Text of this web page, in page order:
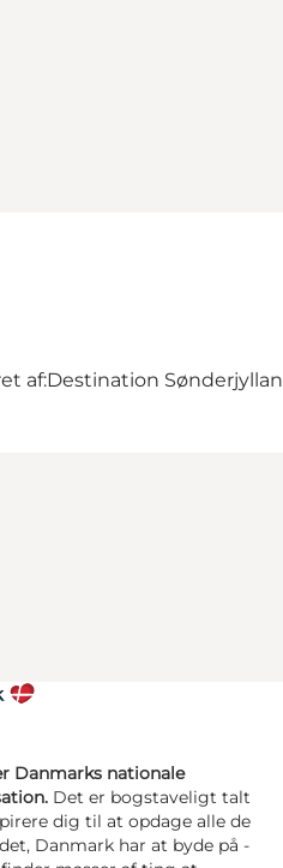
af:Destination
Danmarks nationale
Det er bogstaveligt talt
dig til at opdage alle de
Danmark har at byde på -